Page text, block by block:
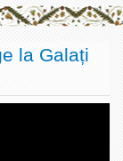
la Galați